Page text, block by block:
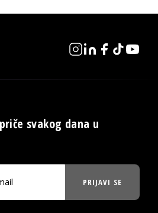
svakog dana u
PRIJAVI SE